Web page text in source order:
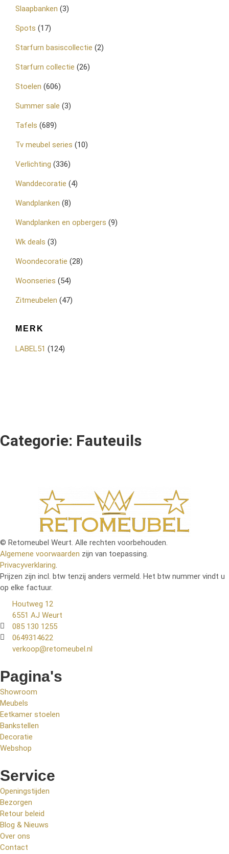
Slaapbanken (3)
Spots (17)
Starfurn basiscollectie (2)
Starfurn collectie (26)
Stoelen (606)
Summer sale (3)
Tafels (689)
Tv meubel series (10)
Verlichting (336)
Wanddecoratie (4)
Wandplanken (8)
Wandplanken en opbergers (9)
Wk deals (3)
Woondecoratie (28)
Woonseries (54)
Zitmeubelen (47)
MERK
LABEL51 (124)
Categorie: Fauteuils
© Retomeubel Weurt. Alle rechten voorbehouden.
Algemene voorwaarden zijn van toepassing.
Privacyverklaring
Prijzen zijn incl. btw tenzij anders vermeld. Het btw nummer vindt u
op elke factuur.
Houtweg 12
6551 AJ Weurt
085 130 1255
0649314622
verkoop@retomeubel.nl
Pagina's
Showroom
Meubels
Eetkamer stoelen
Bankstellen
Decoratie
Webshop
Service
Openingstijden
Bezorgen
Retour beleid
Blog & Nieuws
Over ons
Contact